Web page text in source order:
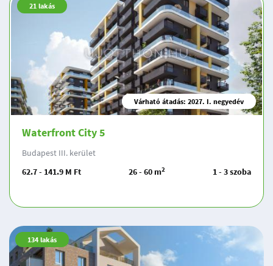
21 lakás
Várható átadás: 2027. I. negyedév
Waterfront City 5
Budapest III. kerület
62.7 - 141.9 M Ft
26 - 60 m2 1 - 3 szoba
134 lakás